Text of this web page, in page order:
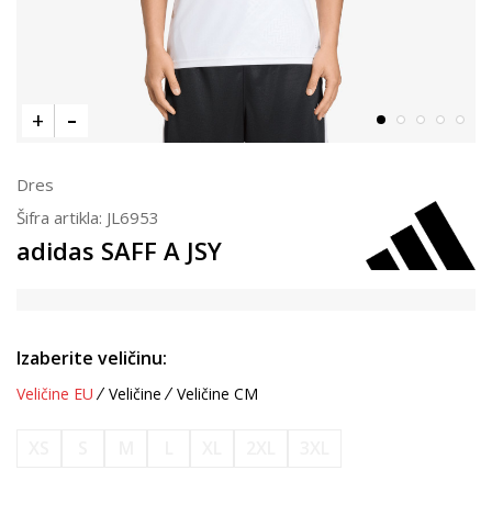
Dres
Šifra artikla: JL6953
adidas SAFF A JSY
Izaberite veličinu:
Veličine EU Veličine Veličine CM